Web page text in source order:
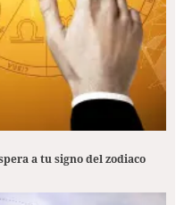
a tu signo del zodiaco